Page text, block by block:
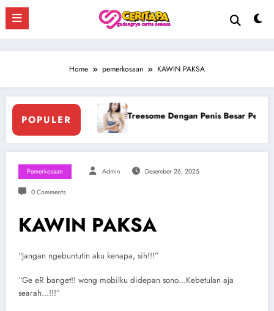
Skip
content
Home pemerkosaan KAWIN PAKSA
POPULER
Pegawai Hotel Ngentot Bersama Perawan Montok
Pemerkosaan Admin Desember 26, 2025
0 Comments
KAWIN PAKSA
“Jangan ngebuntutin aku kenapa, sih!!!”
“Ge eR banget!! wong mobilku didepan sono…Kebetulan aja
searah…!!!”